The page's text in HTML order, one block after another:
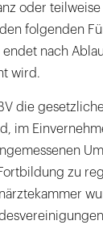
oder
folgenden
nach
wird.
die
im
zu